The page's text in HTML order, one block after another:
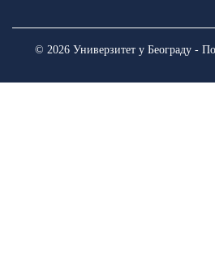
© 2026 Универзитет у Београду -